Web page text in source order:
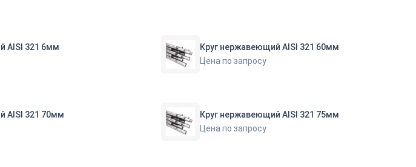
Круг нержавеющий AISI 321 6мм
Круг нержавеющий AISI 321 60мм
Цена по запросу
Круг нержавеющий AISI 321 70мм
Круг нержавеющий AISI 321 75мм
Цена по запросу